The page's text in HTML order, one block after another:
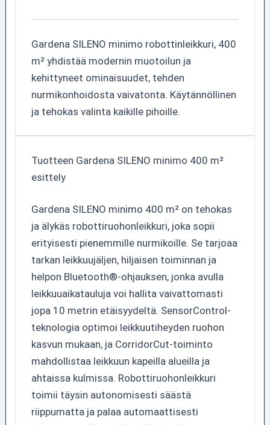
Gardena SILENO minimo robottinleikkuri, 400
m² yhdistää modernin muotoilun ja
kehittyneet ominaisuudet, tehden
nurmikonhoidosta vaivatonta. Käytännöllinen
ja tehokas valinta kaikille pihoille.
Tuotteen Gardena SILENO minimo 400 m²
esittely
Gardena SILENO minimo 400 m² on tehokas
ja älykäs robottiruohonleikkuri, joka sopii
erityisesti pienemmille nurmikoille. Se tarjoaa
tarkan leikkuujäljen, hiljaisen toiminnan ja
helpon Bluetooth®-ohjauksen, jonka avulla
leikkuuaikatauluja voi hallita vaivattomasti
jopa 10 metrin etäisyydeltä. SensorControl-
teknologia optimoi leikkuutiheyden ruohon
kasvun mukaan, ja CorridorCut-toiminto
mahdollistaa leikkuun kapeilla alueilla ja
ahtaissa kulmissa. Robottiruohonleikkuri
toimii täysin autonomisesti säästä
riippumatta ja palaa automaattisesti